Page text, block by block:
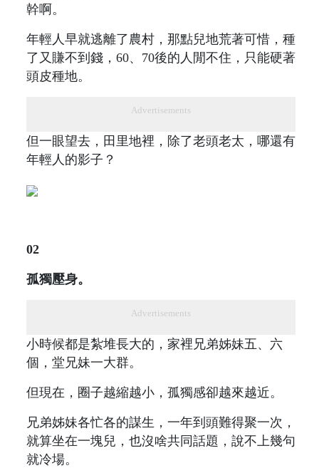
幹啊。
年輕人早就逃離了農村，那點兒地荒著可惜，種
了又賺不到錢，60、70後的人閒不住，只能硬著
頭皮種地。
Advertisements
但一眼望去，田里地裡，除了老頭老太，哪還有
年輕人的影子？
02
孤獨壓身。
Advertisements
小時候都是紮堆長大的，家裡兄弟姊妹五、六
個，堂兄妹一大群。
但現在，圈子越縮越小，孤獨感卻越來越近。
兄弟姊妹各忙各的謀生，一年到頭難得聚一次，
就算坐在一塊兒，也沒啥共同話題，說不上幾句
就冷場。